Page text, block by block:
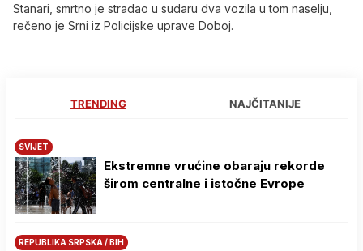
Stanari, smrtno je stradao u sudaru dva vozila u tom naselju,
rečeno je Srni iz Policijske uprave Doboj.
TRENDING NAJČITANIJE
SVIJET
Ekstremne vrućine obaraju rekorde
širom centralne i istočne Evrope
REPUBLIKA SRPSKA / BIH